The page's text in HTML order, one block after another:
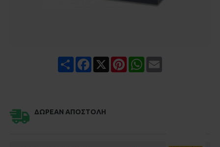
Share Facebook PinterestWhatsApp
ΔΩΡΕΆΝ ΑΠΟΣΤΟΛΉ